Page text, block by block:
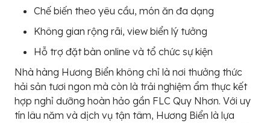
Chế biến theo yêu cầu, món ăn đa dạng
Không gian rộng rãi, view biển lý tưởng
Hỗ trợ đặt bàn online và tổ chức sự kiện
Nhà hàng Hương Biển không chỉ là nơi thưởng thức
hải sản tươi ngon mà còn là trải nghiệm ẩm thực kết
hợp nghỉ dưỡng hoàn hảo gần FLC Quy Nhơn. Với uy
tín lâu năm và dịch vụ tận tâm, Hương Biển là lựa